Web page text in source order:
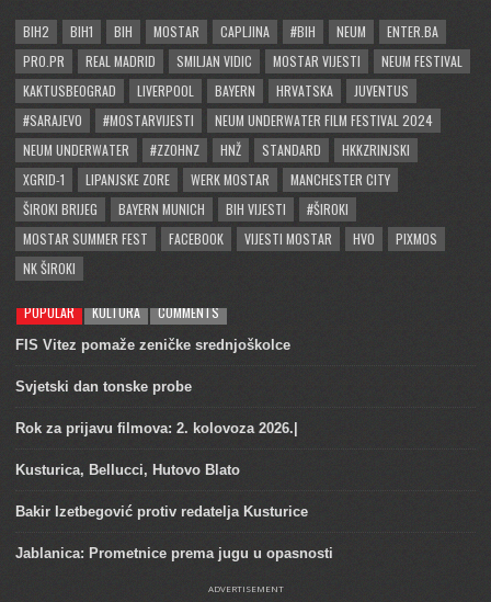
BIH2 BIH1 BIH MOSTAR CAPLJINA #BIH NEUM
ENTER.BA
PRO.PR
REAL MADRID SMILJAN VIDIC MOSTAR VIJESTI
NEUM FESTIVAL
KAKTUSBEOGRAD
LIVERPOOL BAYERN HRVATSKA
JUVENTUS
#SARAJEVO
#MOSTARVIJESTI
NEUM UNDERWATER FILM FESTIVAL 2024
NEUM UNDERWATER
#ZZOHNZ HNŽ STANDARD
HKKZRINJSKI
XGRID-1
LIPANJSKE ZORE WERK MOSTAR
MANCHESTER CITY
ŠIROKI BRIJEG
BAYERN MUNICH BIH VIJESTI
#ŠIROKI
MOSTAR SUMMER FEST
FACEBOOK VIJESTI MOSTAR HVO
PIXMOS
NK ŠIROKI
POPULAR KULTURA COMMENTS
FIS Vitez pomaže zeničke srednjoškolce
Svjetski dan tonske probe
Rok za prijavu filmova: 2. kolovoza 2026.|
Kusturica, Bellucci, Hutovo Blato
Bakir Izetbegović protiv redatelja Kusturice
Jablanica: Prometnice prema jugu u opasnosti
ADVERTISEMENT